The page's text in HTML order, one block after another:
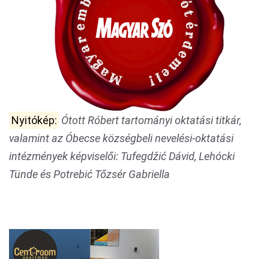
Nyitókép: Ótott Róbert tartományi oktatási titkár,
valamint az Óbecse községbeli nevelési-oktatási
intézmények képviselői: Tufegdžić Dávid, Lehócki
Tünde és Potrebić Tőzsér Gabriella